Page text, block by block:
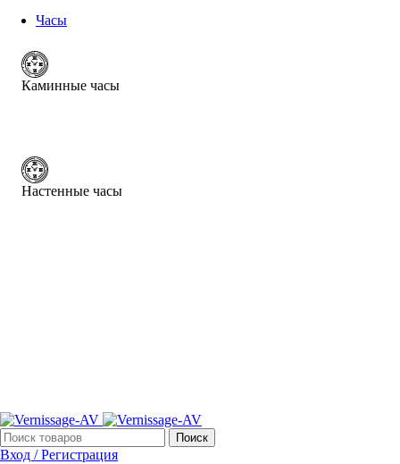
Часы
Каминные часы
Настенные часы
Поиск
Вход / Регистрация